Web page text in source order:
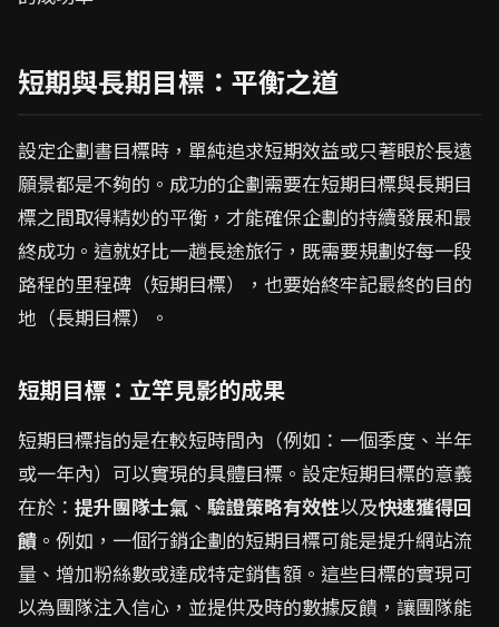
短期與長期目標：平衡之道
設定企劃書目標時，單純追求短期效益或只著眼於長遠
願景都是不夠的。成功的企劃需要在短期目標與長期目
標之間取得精妙的平衡，才能確保企劃的持續發展和最
終成功。這就好比一趟長途旅行，既需要規劃好每一段
路程的里程碑（短期目標），也要始終牢記最終的目的
地（長期目標）。
短期目標：立竿見影的成果
短期目標指的是在較短時間內（例如：一個季度、半年
或一年內）可以實現的具體目標。設定短期目標的意義
在於： 提升團隊士氣 、 驗證策略有效性以及快速獲得回
饋 。例如，一個行銷企劃的短期目標可能是提升網站流
量、增加粉絲數或達成特定銷售額。這些目標的實現可
以為團隊注入信心，並提供及時的數據反饋，讓團隊能